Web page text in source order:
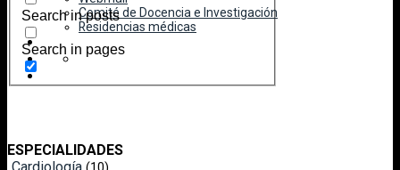
Comité de Docencia e Investigación
Residencias médicas
Search in posts
Search in pages
ESPECIALIDADES